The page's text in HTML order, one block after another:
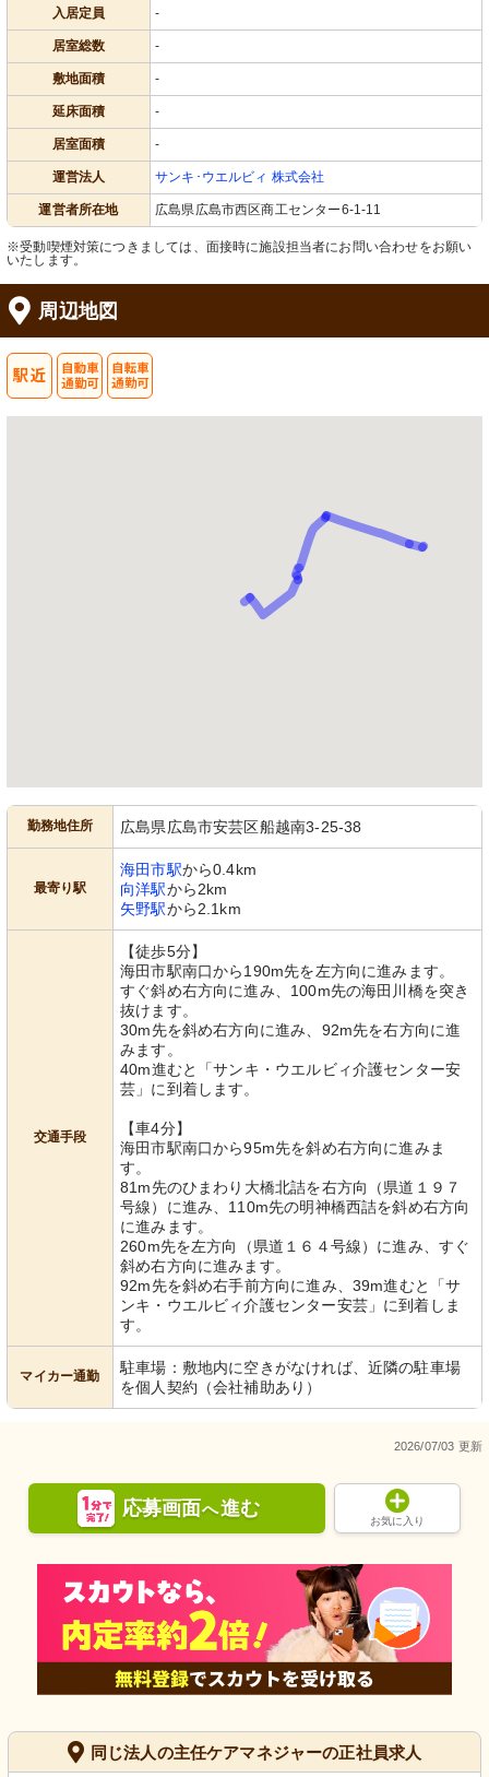
入居定員 -
居室総数 -
敷地面積 -
延床面積 -
居室面積 -
運営法人 サンキ･ウエルビィ 株式会社
運営者所在地 広島県広島市西区商工センター6-1-11
※受動喫煙対策につきましては、面接時に施設担当者にお問い合わせをお願い
いたします。
周辺地図
勤務地住所 広島県広島市安芸区船越南3-25-38
最寄り駅
海田市駅から0.4km
向洋駅から2km
矢野駅から2.1km
交通手段
【徒歩5分】
海田市駅南口から190m先を左方向に進みます。
すぐ斜め右方向に進み、100m先の海田川橋を突き
抜けます。
30m先を斜め右方向に進み、92m先を右方向に進
みます。
40m進むと「サンキ・ウエルビィ介護センター安
芸」に到着します。
【車4分】
海田市駅南口から95m先を斜め右方向に進みま
す。
81m先のひまわり大橋北詰を右方向（県道１９７
号線）に進み、110m先の明神橋西詰を斜め右方向
に進みます。
260m先を左方向（県道１６４号線）に進み、すぐ
斜め右方向に進みます。
92m先を斜め右手前方向に進み、39m進むと「サ
ンキ・ウエルビィ介護センター安芸」に到着しま
す。
マイカー通勤
駐車場：敷地内に空きがなければ、近隣の駐車場
を個人契約（会社補助あり）
2026/07/03 更新
応募画面へ進む
お気に入り
同じ法人の主任ケアマネジャーの正社員求人